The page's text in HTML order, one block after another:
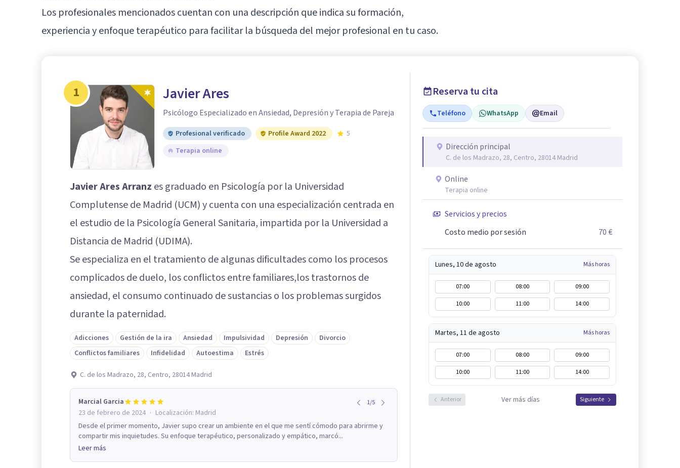
Los profesionales mencionados cuentan con una descripción que indica su formación,
experiencia y enfoque terapéutico para facilitar la búsqueda del mejor profesional en tu caso.
1 Javier Ares
Psicólogo Especializado en Ansiedad, Depresión y Terapia de Pareja
Profesional verificado Profile Award 2022
5
Terapia online
Javier Ares Arranz es graduado en Psicología por la Universidad
Complutense de Madrid (UCM) y cuenta con una especialización centrada en
el estudio de la Psicología General Sanitaria, impartida por la Universidad a
Distancia de Madrid (UDIMA).
Se especializa en el tratamiento de algunas dificultades como los procesos
complicados de duelo, los conflictos entre familiares,los trastornos de
ansiedad, el consumo continuado de sustancias o los problemas surgidos
durante la paternidad.
Adicciones Gestión de la ira Ansiedad Impulsividad Depresión
Divorcio
Conflictos familiares
Infidelidad Autoestima Estrés
C. de los Madrazo, 28, Centro, 28014 Madrid
Marcial Garcia 1/5
23 de febrero de 2024 · Localización: Madrid
Desde el primer momento, Javier supo crear un ambiente en el que me sentí cómodo para abrirme y
compartir mis inquietudes. Su enfoque terapéutico, personalizado y empático, marcó...
Leer más
Reserva tu cita
Teléfono WhatsApp Email
Dirección principal
C. de los Madrazo, 28, Centro, 28014 Madrid
Online
Terapia online
Servicios y precios
Costo medio por sesión
70 €
Lunes, 10 de agosto Más horas
07:00 08:00
09:00
10:00
11:00 14:00
Martes, 11 de agosto Más horas
07:00 08:00
09:00
10:00
11:00 14:00
Anterior Ver más días Siguiente